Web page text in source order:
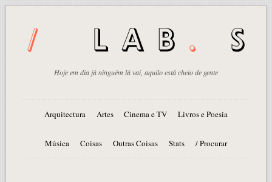
Hoje em dia já ninguém lá vai, aquilo está cheio de gente
Arquitectura Artes Cinema e TV Livros e Poesia
Música Coisas Outras Coisas Stats / Procurar